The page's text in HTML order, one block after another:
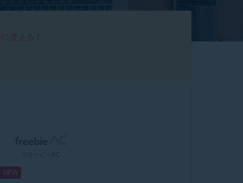
使える！